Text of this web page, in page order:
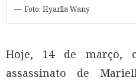
Foto: Hyarlla Wany
Hoje, 14 de março,
assassinato de